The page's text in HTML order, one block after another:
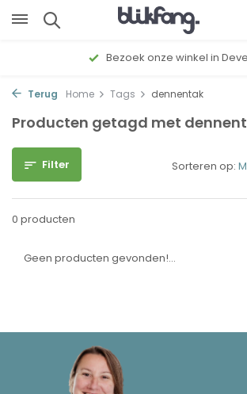
Bezoek onze winkel in
Terug Home Tags dennentak
Producten getagd met
Filter
0 producten
Sorteren op:
Geen producten gevonden!...